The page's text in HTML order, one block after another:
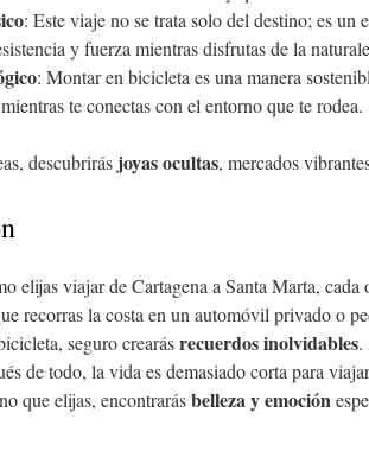
: Este viaje no se trata solo del destino; es un
y fuerza mientras disfrutas de la
: Montar en bicicleta es una manera
te conectas con el entorno que te rodea.
descubrirás joyas ocultas, mercados
elijas viajar de Cartagena a Santa Marta,
recorras la costa en un automóvil privado o
seguro crearásrecuerdos inolvidables.
de todo, la vida es demasiado corta para
que elijas, encontrarásbelleza y emoción